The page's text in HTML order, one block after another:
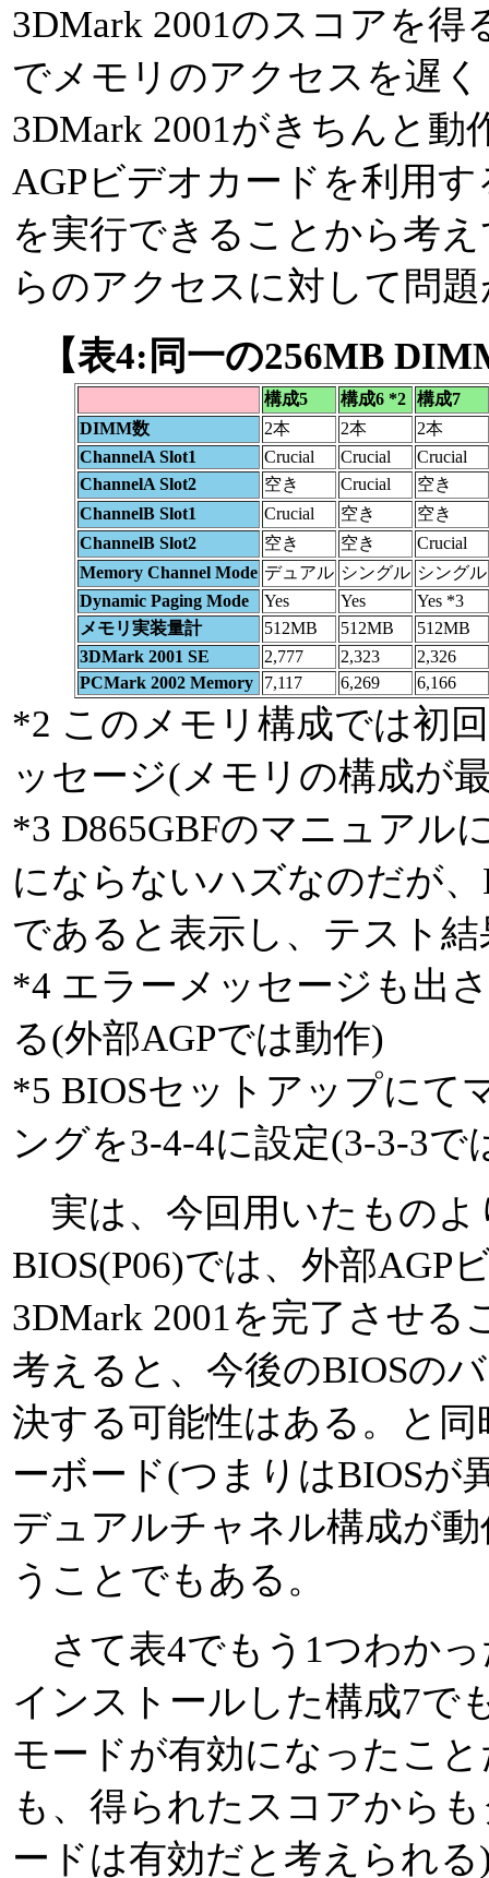
3DMark 2001のスコアを
でメモリのアクセスを遅
3DMark 2001がきちんと
AGPビデオカードを利用
を実行できることから考
らのアクセスに対して問
【表4:同一の256MB
構成5 構成6 *2 構成7
DIMM数
2本 2本
2本
ChannelA Slot1
Crucial Crucial
Crucial
ChannelA Slot2
空き Crucial
空き
ChannelB Slot1
Crucial 空き
空き
ChannelB Slot2
空き 空き
Crucial
Memory Channel Mode デュアル シングル シングル
Dynamic Paging Mode
Yes Yes
Yes *3
メモリ実装量計
512MB 512MB
512MB
3DMark 2001 SE
2,777 2,323
2,326
PCMark 2002 Memory
7,117 6,269 6,166
*2 このメモリ構成では初
ッセージ(メモリの構成が
*3 D865GBFのマニュアル
にならないハズなのだが、
であると表示し、テスト
*4 エラーメッセージも出
る(外部AGPでは動作)
*5 BIOSセットアップにて
ングを3-4-4に設定(3-3-3で
実は、今回用いたものよ
BIOS(P06)では、外部AGP
3DMark 2001を完了させ
考えると、今後のBIOSの
決する可能性はある。と
ーボード(つまりはBIOSが
デュアルチャネル構成が
うことでもある。
さて表4でもう1つわか
インストールした構成7で
モードが有効になったこ
も、得られたスコアから
ードは有効だと考えられ